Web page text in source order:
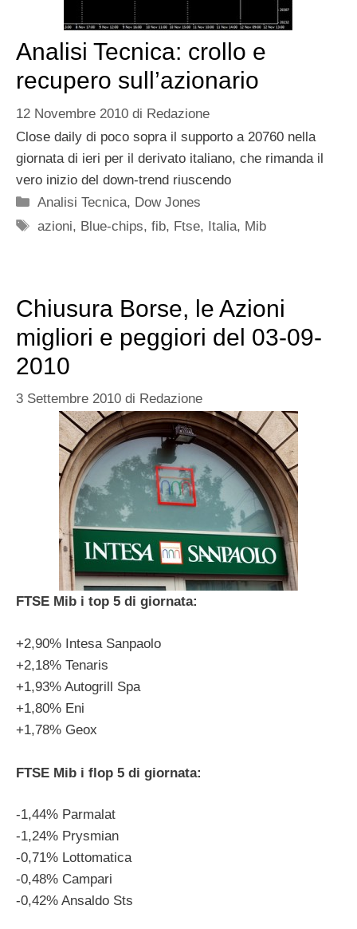
Analisi Tecnica: crollo e
recupero sull’azionario
12 Novembre 2010 di Redazione
Close daily di poco sopra il supporto a 20760 nella
giornata di ieri per il derivato italiano, che rimanda il
vero inizio del down-trend riuscendo
Categorie
Analisi Tecnica, Dow Jones
Tag
azioni, Blue-chips,fib, Ftse, Italia, Mib
Chiusura Borse, le Azioni
migliori e peggiori del 03-09-
2010
3 Settembre 2010 di Redazione
FTSE Mib i top 5 di giornata:
+2,90% Intesa Sanpaolo
+2,18% Tenaris
+1,93% Autogrill Spa
+1,80% Eni
+1,78% Geox
FTSE Mib i flop 5 di giornata:
-1,44% Parmalat
-1,24% Prysmian
-0,71% Lottomatica
-0,48% Campari
-0,42% Ansaldo Sts